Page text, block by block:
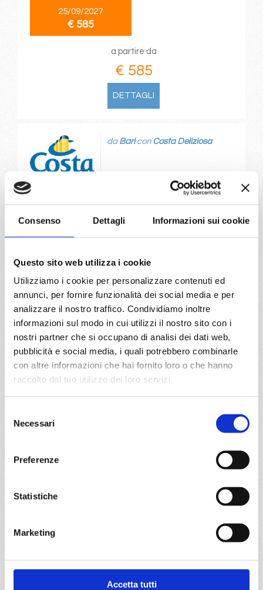
Consenso Dettagli Informazioni sui cookie
Questo sito web utilizza i cookie
Utilizziamo i cookie per personalizzare contenuti ed
annunci, per fornire funzionalità dei social media e per
analizzare il nostro traffico. Condividiamo inoltre
informazioni sul modo in cui utilizzi il nostro sito con i
nostri partner che si occupano di analisi dei dati web,
pubblicità e social media, i quali potrebbero combinarle
con altre informazioni che hai fornito loro o che hanno
raccolto dal tuo utilizzo dei loro servizi.
delNecessari
Preferenze
Statistiche
Marketing
Accetta tutti
25/09/2027
€ 585
a partire da
€ 585
DETTAGLI
da Baricon Costa Deliziosa
€ 585
Mediterraneo8 giorni
da Marghera con
Costa
Venezia, Bari, Dubrovnik, Corfù, Kotor, Spalato, Zadar,
05/06/2027